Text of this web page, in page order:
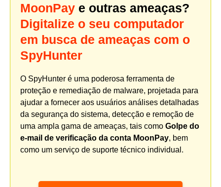
MoonPay e outras ameaças?
Digitalize o seu computador
em busca de ameaças com o
SpyHunter
O SpyHunter é uma poderosa ferramenta de
proteção e remediação de malware, projetada para
ajudar a fornecer aos usuários análises detalhadas
da segurança do sistema, detecção e remoção de
uma ampla gama de ameaças, tais como Golpe do
e-mail de verificação da conta MoonPay, bem
como um serviço de suporte técnico individual.